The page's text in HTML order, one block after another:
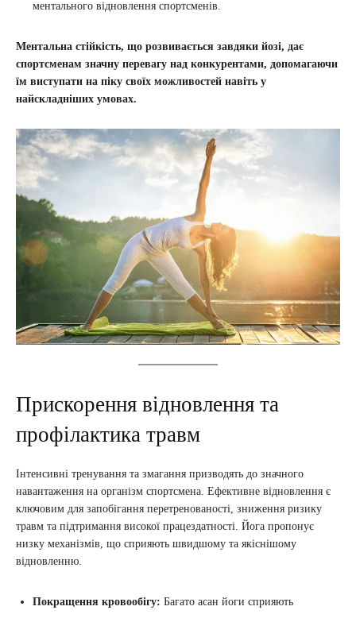
ментального відновлення спортсменів.
Ментальна стійкість, що розвивається завдяки йозі, дає
спортсменам значну перевагу над конкурентами, допомагаючи
їм виступати на піку своїх можливостей навіть у
найскладніших умовах.
Прискорення відновлення та
профілактика травм
Інтенсивні тренування та змагання призводять до значного
навантаження на організм спортсмена. Ефективне відновлення є
ключовим для запобігання перетренованості, зниження ризику
травм та підтримання високої працездатності. Йога пропонує
низку механізмів, що сприяють швидшому та якіснішому
відновленню.
Покращення кровообігу: Багато асан йоги сприяють